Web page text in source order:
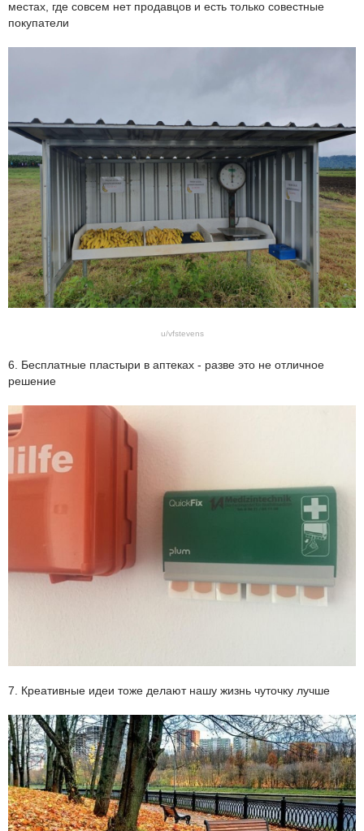
местах, где совсем нет продавцов и есть только совестные
покупатели
u/vfstevens
6. Бесплатные пластыри в аптеках - разве это не отличное
решение
7. Креативные идеи тоже делают нашу жизнь чуточку лучше